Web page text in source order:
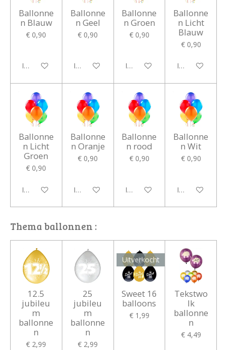
Ballonne
n Blauw
€ 0,90
In winkelwagen
Ballonne
n Geel
€ 0,90
In winkelwagen
Ballonne
n Groen
€ 0,90
In winkelwagen
Ballonne
n Licht
Blauw
€ 0,90
In winkelwagen
Ballonne
n Licht
Groen
€ 0,90
In winkelwagen
Ballonne
n Oranje
€ 0,90
In winkelwagen
Ballonne
n rood
€ 0,90
In winkelwagen
Ballonne
n Wit
€ 0,90
In winkelwagen
Thema ballonnen :
12.5
jubileu
m
ballonne
n
€ 2,99
25
jubileu
m
ballonne
n
€ 2,99
Uitverkocht
Sweet 16
balloons
€ 1,99
Tekstwo
lk
ballonne
n
€ 4,49